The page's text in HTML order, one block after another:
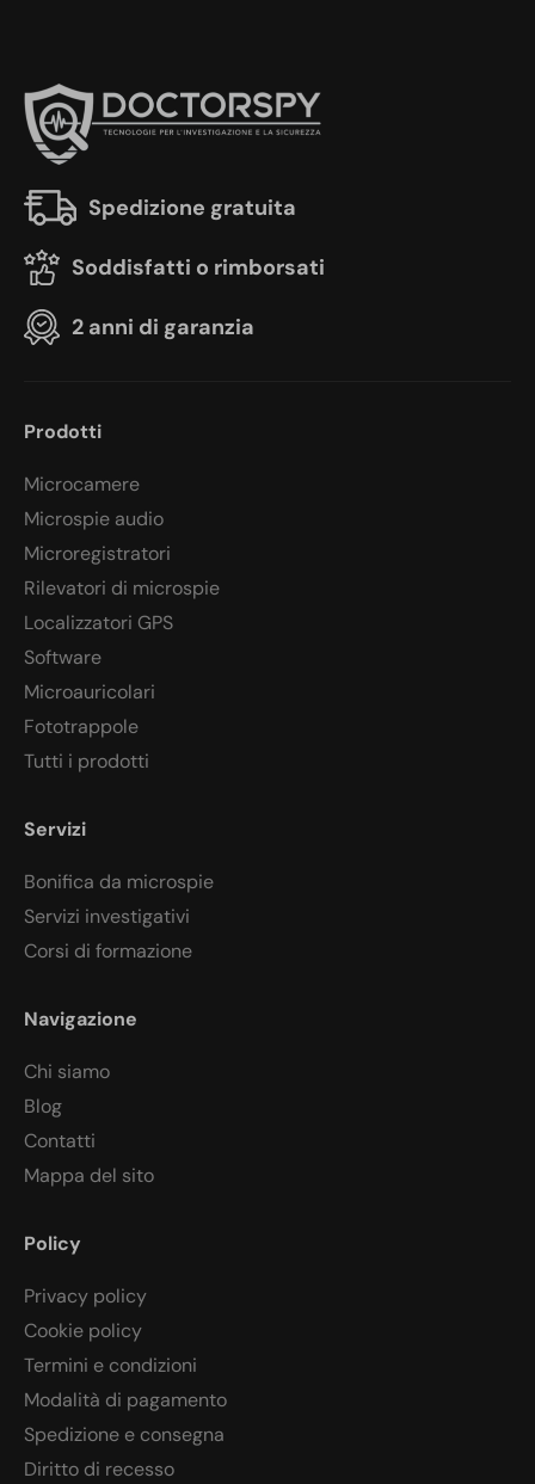
Spedizione gratuita
Soddisfatti o rimborsati
2 anni di garanzia
Prodotti
Microcamere
Microspie audio
Microregistratori
Rilevatori di microspie
Localizzatori GPS
Software
Microauricolari
Fototrappole
Tutti i prodotti
Servizi
Bonifica da microspie
Servizi investigativi
Corsi di formazione
Navigazione
Chi siamo
Blog
Contatti
Mappa del sito
Policy
Privacy policy
Cookie policy
Termini e condizioni
Modalità di pagamento
Spedizione e consegna
Diritto di recesso